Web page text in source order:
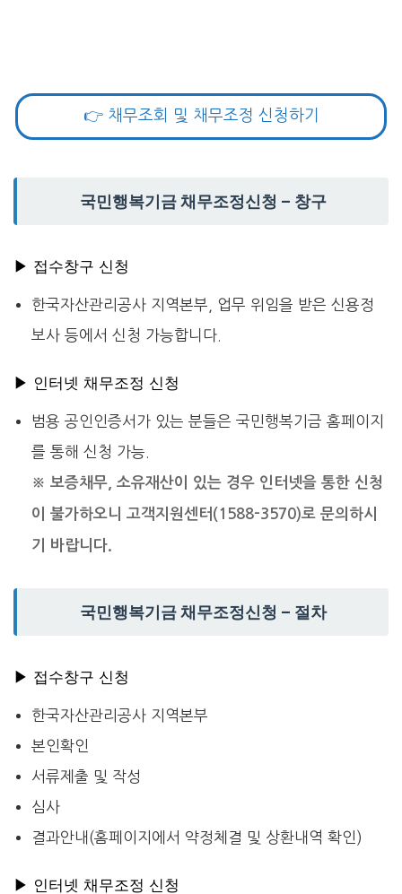
👉 채무조회 및 채무조정 신청하기
국민행복기금 채무조정신청 – 창구
▶ 접수창구 신청
한국자산관리공사 지역본부, 업무 위임을 받은 신용정
보사 등에서 신청 가능합니다.
▶ 인터넷 채무조정 신청
범용 공인인증서가 있는 분들은 국민행복기금 홈페이지
를 통해 신청 가능.
※ 보증채무, 소유재산이 있는 경우 인터넷을 통한 신청
이 불가하오니 고객지원센터(1588-3570)로 문의하시
기 바랍니다.
국민행복기금 채무조정신청 – 절차
▶ 접수창구 신청
한국자산관리공사 지역본부
본인확인
서류제출 및 작성
심사
결과안내(홈페이지에서 약정체결 및 상환내역 확인)
▶ 인터넷 채무조정 신청